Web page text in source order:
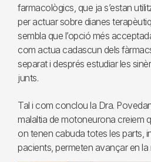
farmacològics, que ja s’estan
per actuar sobre dianes
sembla que l’opció més
com actua cadascun dels
separat i després estudiar les
junts.
Tal i com conclou la Dra.
malaltia de motoneurona creiem
on tenen cabuda totes les parts,
pacients, permeten avançar en la